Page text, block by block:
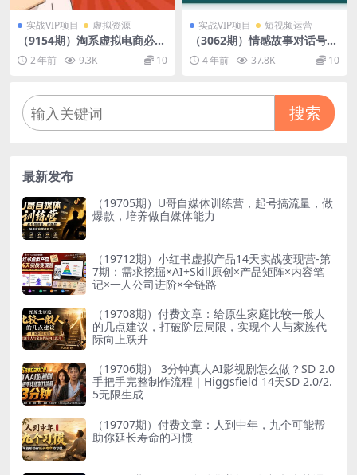
实战VIP项目 虚拟资源
（9154期）淘系虚拟电商必修
课，零基础搞定原始积累，低
成本起步，普通人可干
2 年前 9.3K 10
实战VIP项目 短视频运营
（3062期）情感故事对话号教
学，手机操作，吸粉能力超强
的起号思路，值得学习
4 年前 37.8K 10
搜索
最新发布
（19705期）U哥自媒体训练营，起号搞流量，做
爆款，培养做自媒体能力
（19712期）小红书虚拟产品14天实战变现营-第
7期：需求挖掘×AI+Skill原创×产品矩阵×内容笔
记×一人公司进阶×全链路
（19708期）付费文章：给原生家庭比较一般人
的几点建议，打破阶层局限，实现个人与家族代
际向上跃升
（19706期） 3分钟真人AI影视剧怎么做？SD 2.0
手把手完整制作流程｜Higgsfield 14天SD 2.0/2.
5无限生成
（19707期）付费文章：人到中年，九个可能帮
助你延长寿命的习惯